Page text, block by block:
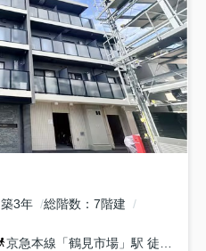
築3年 総階数
7階建
京急本線 「鶴見市場 」駅 徒歩21分